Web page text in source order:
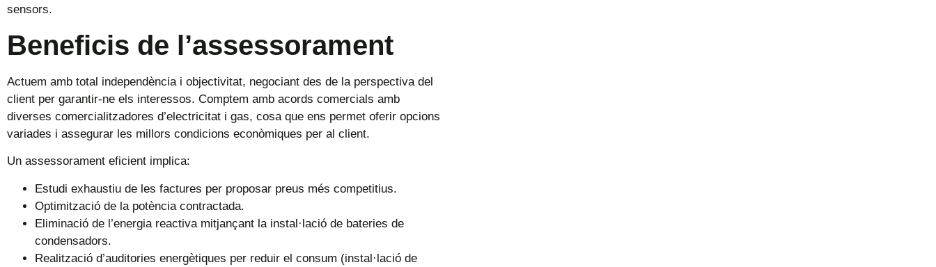
sensors.
Beneficis de l’assessorament
Actuem amb total independència i objectivitat, negociant des de la perspectiva del
client per garantir-ne els interessos. Comptem amb acords comercials amb
diverses comercialitzadores d’electricitat i gas, cosa que ens permet oferir opcions
variades i assegurar les millors condicions econòmiques per al client.
Un assessorament eficient implica:
Estudi exhaustiu de les factures per proposar preus més competitius.
Optimització de la potència contractada.
Eliminació de l’energia reactiva mitjançant la instal·lació de bateries de
condensadors.
Realització d’auditories energètiques per reduir el consum (instal·lació de